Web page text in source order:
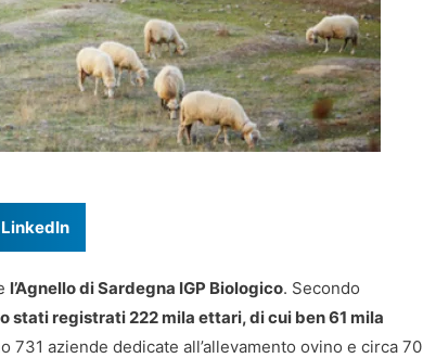
LinkedIn
l’Agnello di Sardegna IGP Biologico. Secondo
stati registrati 222 mila ettari, di cui ben 61 mila
731 aziende dedicate all’allevamento ovino e circa 70